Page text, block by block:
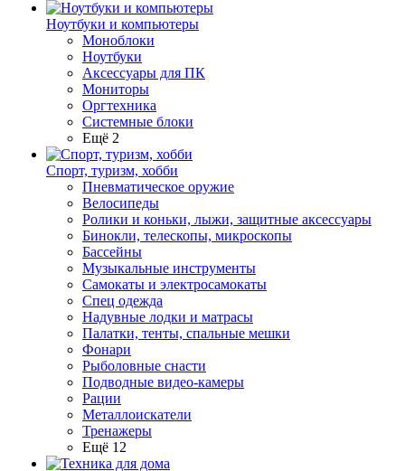
Ноутбуки и компьютеры
Моноблоки
Ноутбуки
Аксессуары для ПК
Мониторы
Оргтехника
Системные блоки
Ещё 2
Спорт, туризм, хобби
Пневматическое оружие
Велосипеды
Ролики и коньки, лыжи, защитные аксессуары
Бинокли, телескопы, микроскопы
Бассейны
Музыкальные инструменты
Самокаты и электросамокаты
Спец одежда
Надувные лодки и матрасы
Палатки, тенты, спальные мешки
Фонари
Рыболовные снасти
Подводные видео-камеры
Рации
Металлоискатели
Тренажеры
Ещё 12